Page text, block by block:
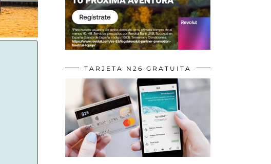
TARJETA N26 GRATUITA